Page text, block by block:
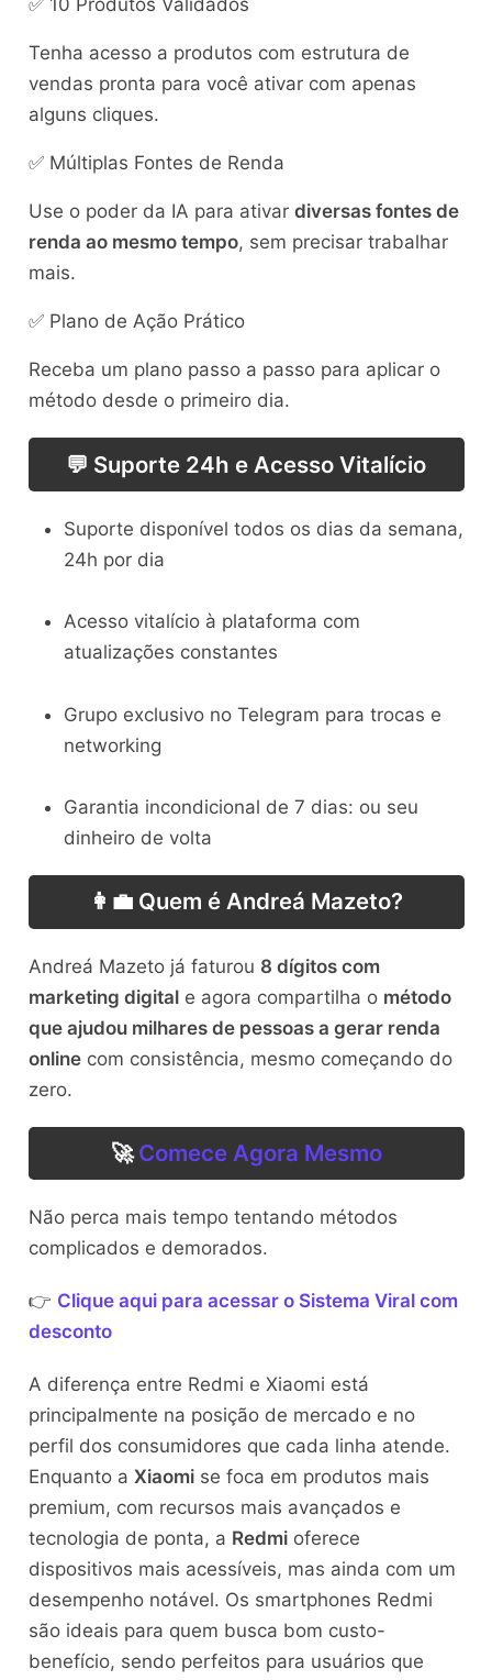
✅ 10 Produtos Validados
Tenha acesso a produtos com estrutura de
vendas pronta para você ativar com apenas
alguns cliques.
✅ Múltiplas Fontes de Renda
Use o poder da IA para ativar diversas fontes de
renda ao mesmo tempo, sem precisar trabalhar
mais.
✅ Plano de Ação Prático
Receba um plano passo a passo para aplicar o
método desde o primeiro dia.
💬 Suporte 24h e Acesso Vitalício
Suporte disponível todos os dias da semana,
24h por dia
Acesso vitalício à plataforma com
atualizações constantes
Grupo exclusivo no Telegram para trocas e
networking
Garantia incondicional de 7 dias: ou seu
dinheiro de volta
👩‍💼 Quem é Andreá Mazeto?
Andreá Mazeto já faturou 8 dígitos com
marketing digitale agora compartilha o método
que ajudou milhares de pessoas a gerar renda
onlinecom consistência, mesmo começando do
zero.
🚀Comece Agora Mesmo
Não perca mais tempo tentando métodos
complicados e demorados.
👉 Clique aqui para acessar o Sistema Viral com
desconto
A diferença entre Redmi e Xiaomi está
principalmente na posição de mercado e no
perfil dos consumidores que cada linha atende.
Enquanto a Xiaomise foca em produtos mais
premium, com recursos mais avançados e
tecnologia de ponta, a Redmioferece
dispositivos mais acessíveis, mas ainda com um
desempenho notável. Os smartphones Redmi
são ideais para quem busca bom custo-
benefício, sendo perfeitos para usuários que